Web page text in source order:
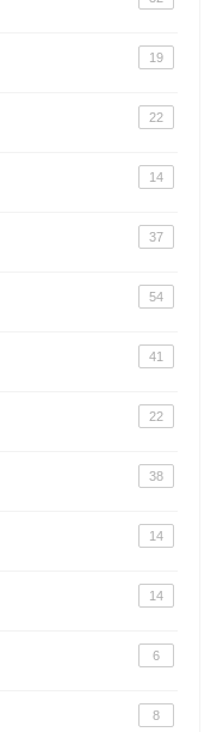
19
22
14
37
54
41
22
38
14
14
6
8